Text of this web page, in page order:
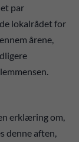
par
lokalrådet for
årene,
erklæring om,
denne aften,